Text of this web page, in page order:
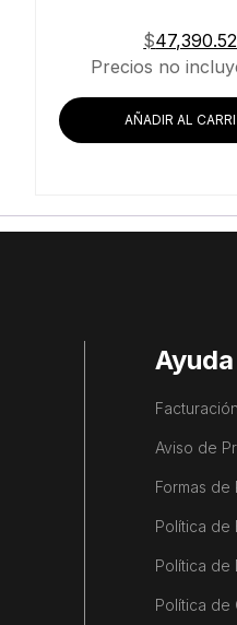
$47,390.52
Precios no
AÑADIR AL
Ayuda
Facturación
Aviso de
Formas de
Política de
Política de
Política de